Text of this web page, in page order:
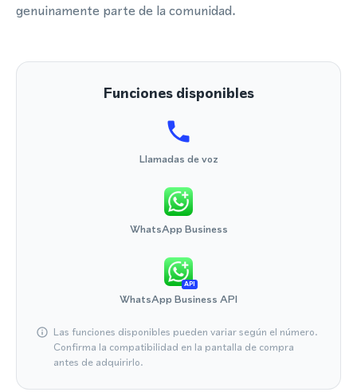
genuinamente parte de la comunidad.
Funciones disponibles
Llamadas de voz
WhatsApp Business
API
WhatsApp Business API
Las funciones disponibles pueden variar según el número.
Confirma la compatibilidad en la pantalla de compra
antes de adquirirlo.